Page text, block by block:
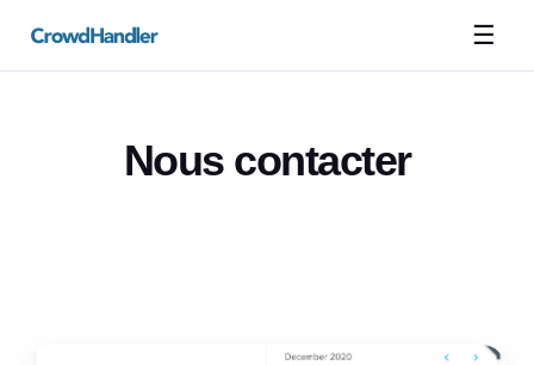
☰
Nous contacter